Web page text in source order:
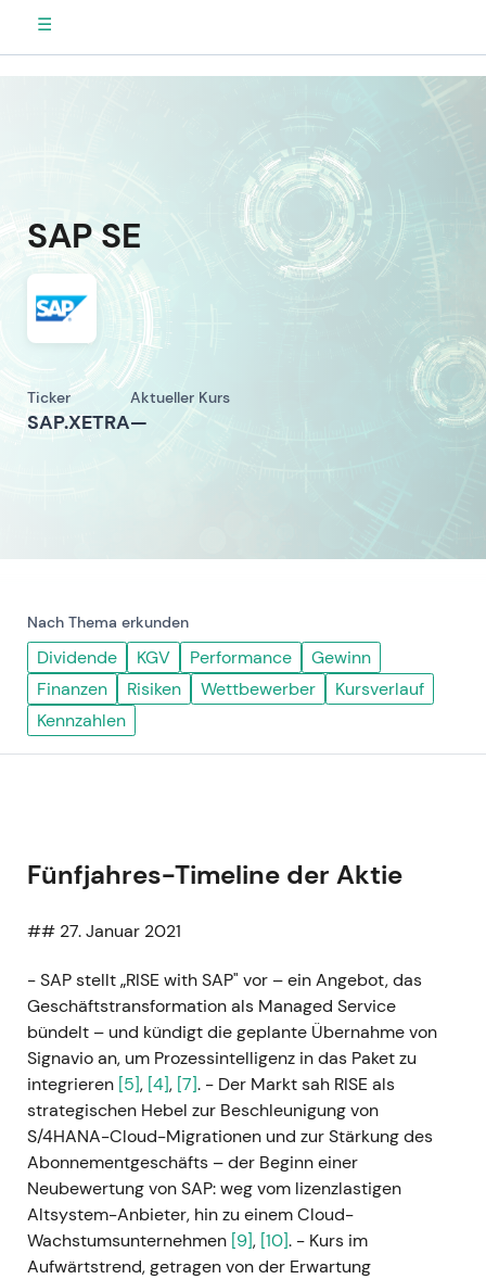
☰
SAP SE
Ticker
SAP.XETRA
Aktueller Kurs
—
Nach Thema erkunden
Dividende KGV Performance
Gewinn
Finanzen
Risiken Wettbewerber
Kursverlauf
Kennzahlen
Fünfjahres-Timeline der Aktie
## 27. Januar 2021
- SAP stellt „RISE with SAP" vor – ein Angebot, das
Geschäftstransformation als Managed Service
bündelt – und kündigt die geplante Übernahme von
Signavio an, um Prozessintelligenz in das Paket zu
integrieren [5], [4], [7]. - Der Markt sah RISE als
strategischen Hebel zur Beschleunigung von
S/4HANA-Cloud-Migrationen und zur Stärkung des
Abonnementgeschäfts – der Beginn einer
Neubewertung von SAP: weg vom lizenzlastigen
Altsystem-Anbieter, hin zu einem Cloud-
Wachstumsunternehmen [9], [10]. - Kurs im
Aufwärtstrend, getragen von der Erwartung